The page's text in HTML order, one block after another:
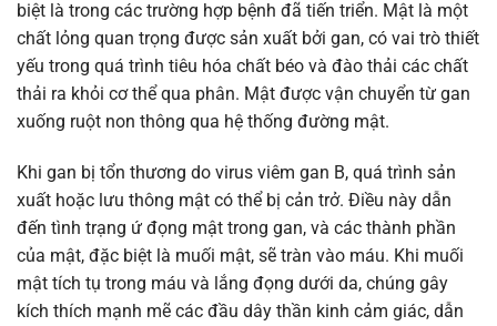
biệt là trong các trường hợp bệnh đã tiến triển. Mật là một
chất lỏng quan trọng được sản xuất bởi gan, có vai trò thiết
yếu trong quá trình tiêu hóa chất béo và đào thải các chất
thải ra khỏi cơ thể qua phân. Mật được vận chuyển từ gan
xuống ruột non thông qua hệ thống đường mật.
Khi gan bị tổn thương do virus viêm gan B, quá trình sản
xuất hoặc lưu thông mật có thể bị cản trở. Điều này dẫn
đến tình trạng ứ đọng mật trong gan, và các thành phần
của mật, đặc biệt là muối mật, sẽ tràn vào máu. Khi muối
mật tích tụ trong máu và lắng đọng dưới da, chúng gây
kích thích mạnh mẽ các đầu dây thần kinh cảm giác, dẫn